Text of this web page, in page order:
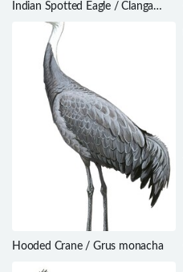
Indian Spotted Eagle / Clanga
hastata
Hooded Crane / Grus monacha